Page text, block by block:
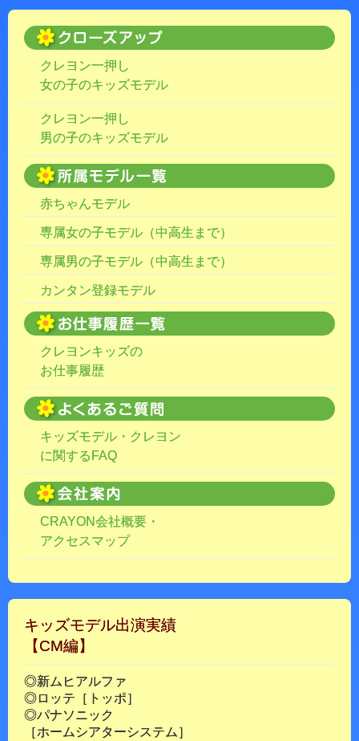
クレヨン一押し
女の子のキッズモデル
クレヨン一押し
男の子のキッズモデル
赤ちゃんモデル
専属女の子モデル（中高生まで）
専属男の子モデル（中高生まで）
カンタン登録モデル
クレヨンキッズの
お仕事履歴
キッズモデル・クレヨン
に関するFAQ
CRAYON会社概要・
アクセスマップ
キッズモデル出演実績
【CM編】
◎新ムヒアルファ
◎ロッテ［トッポ］
◎パナソニック
［ホームシアターシステム］